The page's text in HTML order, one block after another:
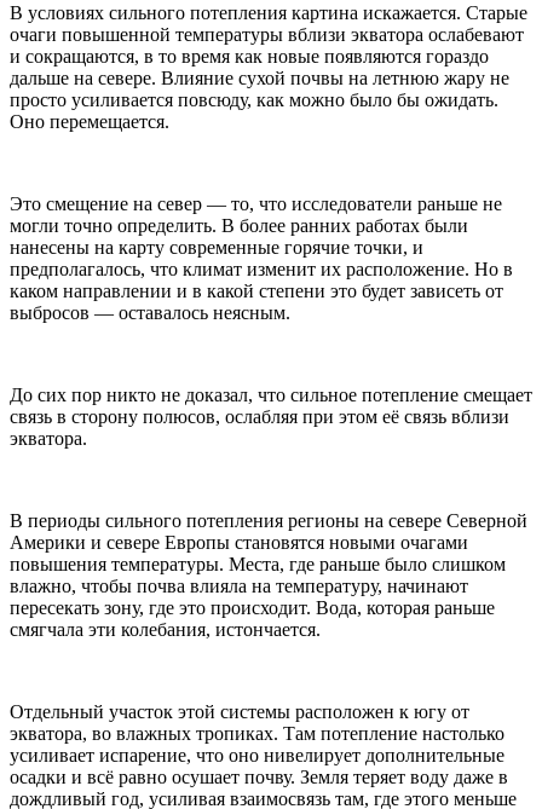
В условиях сильного потепления картина искажается. Старые
очаги повышенной температуры вблизи экватора ослабевают
и сокращаются, в то время как новые появляются гораздо
дальше на севере. Влияние сухой почвы на летнюю жару не
просто усиливается повсюду, как можно было бы ожидать.
Оно перемещается.
Это смещение на север — то, что исследователи раньше не
могли точно определить. В более ранних работах были
нанесены на карту современные горячие точки, и
предполагалось, что климат изменит их расположение. Но в
каком направлении и в какой степени это будет зависеть от
выбросов — оставалось неясным.
До сих пор никто не доказал, что сильное потепление смещает
связь в сторону полюсов, ослабляя при этом её связь вблизи
экватора.
В периоды сильного потепления регионы на севере Северной
Америки и севере Европы становятся новыми очагами
повышения температуры. Места, где раньше было слишком
влажно, чтобы почва влияла на температуру, начинают
пересекать зону, где это происходит. Вода, которая раньше
смягчала эти колебания, истончается.
Отдельный участок этой системы расположен к югу от
экватора, во влажных тропиках. Там потепление настолько
усиливает испарение, что оно нивелирует дополнительные
осадки и всё равно осушает почву. Земля теряет воду даже в
дождливый год, усиливая взаимосвязь там, где этого меньше